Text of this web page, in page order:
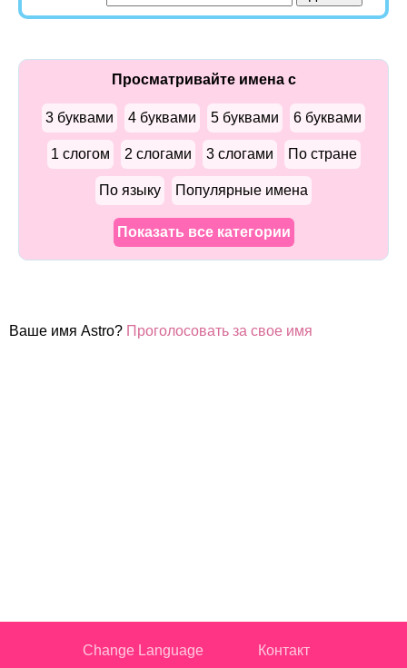
Просматривайте имена с
3 буквами 4 буквами 5 буквами 6 буквами
1 слогом 2 слогами 3 слогами По стране
По языку Популярные имена
Показать все категории
Ваше имя Astro? Проголосовать за свое имя
Change Language Контакт